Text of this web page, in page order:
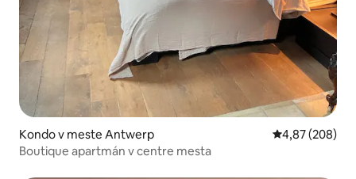
Kondo v meste Antwerp Priemerné
4,87 (208)
Boutique apartmán v centre mesta